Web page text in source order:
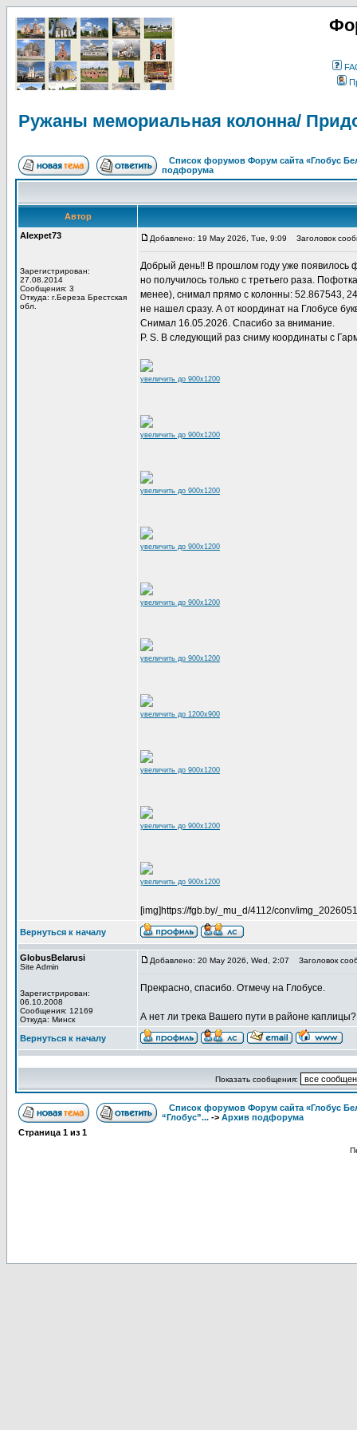
Ружаны мемориальная колонна/
Список форумов Форум сайта «Глобус
подфорума
Автор
Alexpet73
Зарегистрирован:
27.08.2014
Сообщения: 3
Откуда: г.Береза Брестская
обл.
Добавлено: 19 May 2026, Tue, 9:09 Заголовок
Добрый день!! В прошлом году уже появилось
но получилось только с третьего раза.
менее), снимал прямо с колонны: 52.867543,
не нашел сразу. А от координат на Глобусе
Снимал 16.05.2026. Спасибо за внимание.
P. S. В следующий раз сниму координаты с
увеличить до 900x1200
увеличить до 900x1200
увеличить до 900x1200
увеличить до 900x1200
увеличить до 900x1200
увеличить до 900x1200
увеличить до 1200x900
увеличить до 900x1200
увеличить до 900x1200
увеличить до 900x1200
[img]https://fgb.by/_mu_d/4112/conv/
Вернуться к началу
GlobusBelarusi
Site Admin
Зарегистрирован:
06.10.2008
Сообщения: 12169
Откуда: Минск
Добавлено: 20 May 2026, Wed, 2:07 Заголовок
Прекрасно, спасибо. Отмечу на Глобусе.
А нет ли трека Вашего пути в районе каплицы?
Вернуться к началу
Показать сообщения:
Список форумов Форум сайта «Глобус
“Глобус”... -> Архив подфорума
Страница 1 из 1